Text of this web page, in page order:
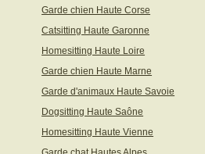
Garde chien Haute Corse
Catsitting Haute Garonne
Homesitting Haute Loire
Garde chien Haute Marne
Garde d'animaux Haute Savoie
Dogsitting Haute Saône
Homesitting Haute Vienne